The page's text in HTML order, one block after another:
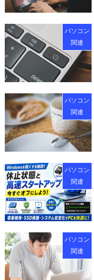
パソコン
関連
パソコン
関連
パソコン
関連
パソコン
関連